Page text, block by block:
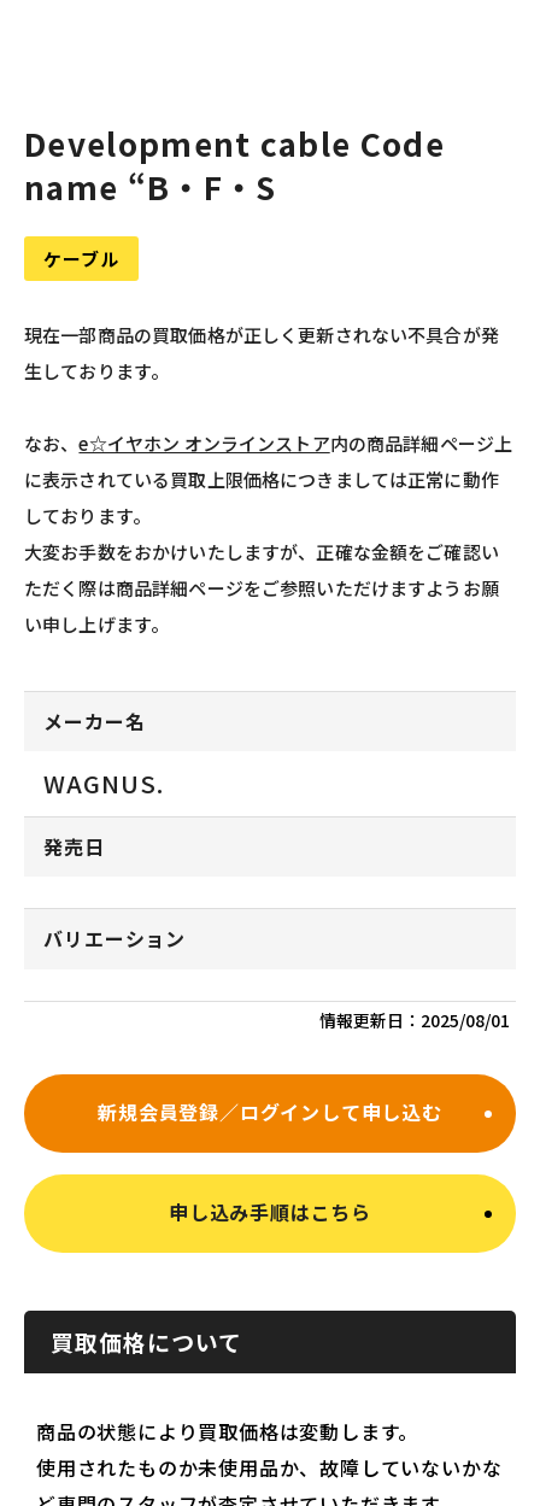
Development cable Code
name “B・F・S
ケーブル
現在一部商品の買取価格が正しく更新されない不具合が発
生しております。
なお、e☆イヤホン オンラインストア内の商品詳細ページ上
に表示されている買取上限価格につきましては正常に動作
しております。
大変お手数をおかけいたしますが、正確な金額をご確認い
ただく際は商品詳細ページをご参照いただけますようお願
い申し上げます。
メーカー名
WAGNUS.
発売日
バリエーション
情報更新日： 2025/08/01
新規会員登録／ログインして申し込む
申し込み手順はこちら
買取価格について
商品の状態により買取価格は変動します。
使用されたものか未使用品か、故障していないかな